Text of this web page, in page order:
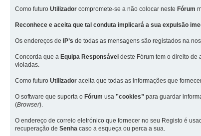
Como futuro Utilizador compromete-se a não colocar neste Fórum
Reconhece e aceita que tal conduta implicará a sua expulsão
Os endereços de IP’s de todas as mensagens são registados na
Concorda que a Equipa Responsável deste Fórum tem o direito de
violadas.
Como futuro Utilizador aceita que todas as informações que
O software que suporta o Fórum usa ”cookies” para guardar
(Browser).
O endereço de correio eletrónico que fornecer no seu Registo é
recuperação de Senha caso a esqueça ou perca a sua.